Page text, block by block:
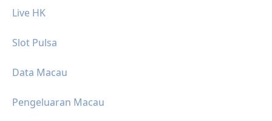
Live HK
Slot Pulsa
Data Macau
Pengeluaran Macau